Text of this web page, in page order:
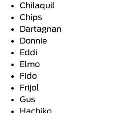
Chilaquil
Chips
Dartagnan
Donnie
Eddi
Elmo
Fido
Frijol
Gus
Hachiko